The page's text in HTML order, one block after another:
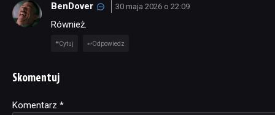
BenDover 30 maja 2026 o 22:09
Również.
Cytuj Odpowiedz
Skomentuj
Komentarz *
Alternative: